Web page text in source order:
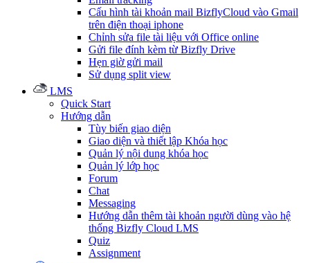
Cấu hình tài khoản mail BizflyCloud vào Gmail
trên điện thoại iphone
Chỉnh sửa file tài liệu với Office online
Gửi file đính kèm từ Bizfly Drive
Hẹn giờ gửi mail
Sử dụng split view
LMS
Quick Start
Hướng dẫn
Tùy biến giao diện
Giao diện và thiết lập Khóa học
Quản lý nội dung khóa học
Quản lý lớp học
Forum
Chat
Messaging
Hướng dẫn thêm tài khoản người dùng vào hệ
thống Bizfly Cloud LMS
Quiz
Assignment